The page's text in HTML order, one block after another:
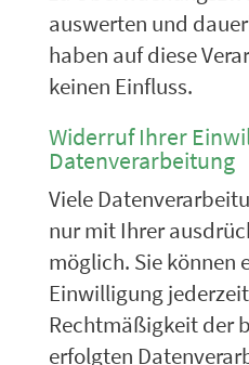
auswerten und
haben auf diese
keinen Einfluss.
Widerruf Ihrer
Datenverarbeitung
Viele
nur mit Ihrer
möglich. Sie können
Einwilligung
Rechtmäßigkeit der
erfolgten